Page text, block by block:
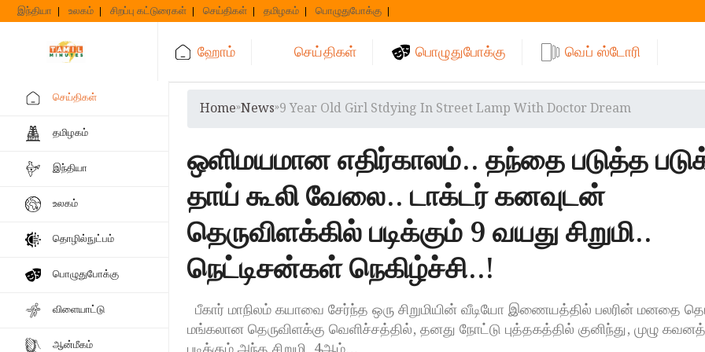
Skip
to
இந்தியா உலகம் சிறப்பு கட்டுரைகள் செய்திகள் தமிழகம் பொழுதுபோக்கு
ஹோம் செய்திகள் பொழுதுபோக்கு வெப் ஸ்டோரி
செய்திகள்
தமிழகம்
இந்தியா
உலகம்
தொழில்நுட்பம்
பொழுதுபோக்கு
விளையாட்டு
ஆன்மீகம்
Home»News»9 Year Old Girl Stdying In Street Lamp With Doctor Dream
ஒளிமயமான எதிர்காலம்.. தந்தை படுத்த
தாய் கூலி வேலை.. டாக்டர் கனவுடன்
தெருவிளக்கில் படிக்கும் 9 வயது சிறுமி..
நெட்டிசன்கள் நெகிழ்ச்சி..!
பீகார் மாநிலம் கயாவை சேர்ந்த ஒரு சிறுமியின் வீடியோ இணையத்தில் பலரின் மனதை
மங்கலான தெருவிளக்கு வெளிச்சத்தில், தனது நோட்டு புத்தகத்தில் குனிந்து, முழு